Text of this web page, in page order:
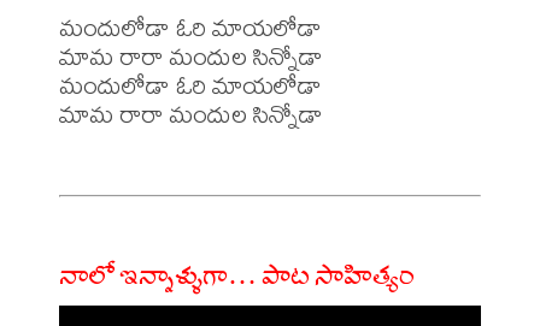
మందులోడా ఓరి మాయలోడా
మామ రారా మందుల సిన్నోడా
మందులోడా ఓరి మాయలోడా
మామ రారా మందుల సిన్నోడా
నాలో ఇన్నాళ్ళుగా… పాట సాహిత్యం